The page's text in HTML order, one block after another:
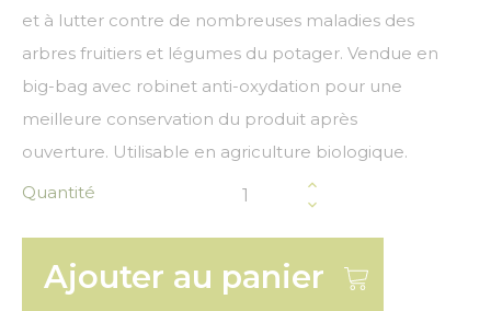
et à lutter contre de nombreuses maladies des
arbres fruitiers et légumes du potager. Vendue en
big-bag avec robinet anti-oxydation pour une
meilleure conservation du produit après
ouverture. Utilisable en agriculture biologique.
Quantité
Ajouter au panier